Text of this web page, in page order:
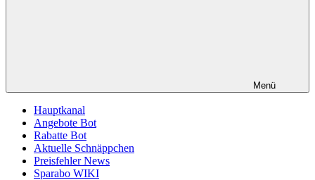
Menü
Hauptkanal
Angebote Bot
Rabatte Bot
Aktuelle Schnäppchen
Preisfehler News
Sparabo WIKI